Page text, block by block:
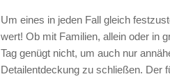
Um eines in jeden Fall gleich
wert! Ob mit Familien, allein oder in
Tag genügt nicht, um auch nur
Detailentdeckung zu schließen. Der